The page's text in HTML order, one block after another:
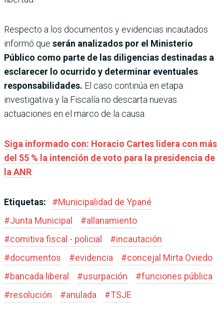
Respecto a los documentos y evidencias incautados
informó que serán analizados por el Ministerio
Público como parte de las diligencias destinadas a
esclarecer lo ocurrido y determinar eventuales
responsabilidades. El caso continúa en etapa
investigativa y la Fiscalía no descarta nuevas
actuaciones en el marco de la causa.
Siga informado con: Horacio Cartes lidera con más
del 55 % la intención de voto para la presidencia de
la ANR
Etiquetas: #Municipalidad de Ypané
#Junta Municipal #allanamiento
#comitiva fiscal - policial #incautación
#documentos #evidencia #concejal Mirta Oviedo
#bancada liberal #usurpación #funciones pública
#resolución #anulada #TSJE